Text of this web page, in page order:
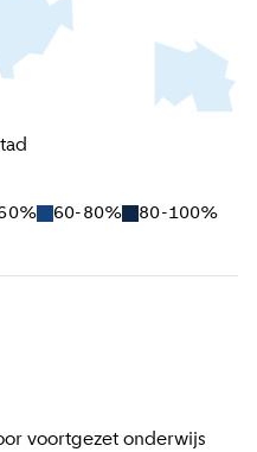
60-80% 80-100%
voortgezet onderwijs